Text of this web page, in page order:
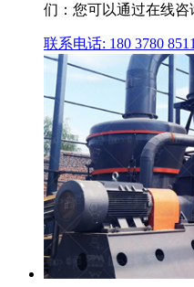
们：您可以通过在线
联系电话: 180 3780 8511